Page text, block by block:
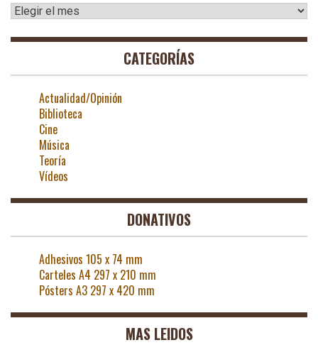
Archivos
CATEGORÍAS
Actualidad/Opinión
Biblioteca
Cine
Música
Teoría
Vídeos
DONATIVOS
Adhesivos 105 x 74 mm
Carteles A4 297 x 210 mm
Pósters A3 297 x 420 mm
MAS LEIDOS